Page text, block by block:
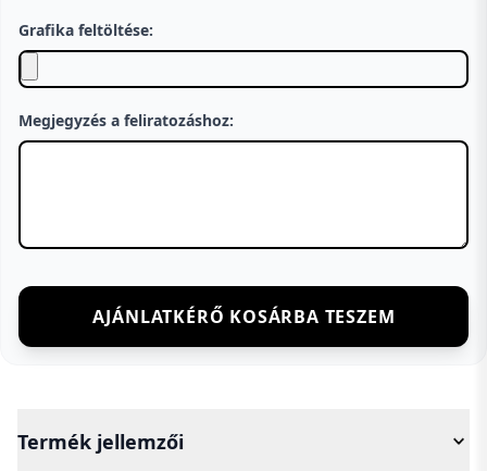
Grafika feltöltése:
Megjegyzés a feliratozáshoz:
AJÁNLATKÉRŐ KOSÁRBA TESZEM
Termék jellemzői